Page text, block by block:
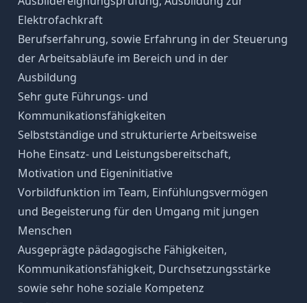
Elektrofachkraft
Berufserfahrung, sowie Erfahrung in der Steuerung
der Arbeitsabläufe im Bereich und in der
Ausbildung
Sehr gute Führungs- und
Kommunikationsfähigkeiten
Selbstständige und strukturierte Arbeitsweise
Hohe Einsatz- und Leistungsbereitschaft,
Motivation und Eigeninitiative
Vorbildfunktion im Team, Einfühlungsvermögen
und Begeisterung für den Umgang mit jungen
Menschen
Ausgeprägte pädagogische Fähigkeiten,
Kommunikationsfähigkeit, Durchsetzungsstärke
sowie sehr hohe soziale Kompetenz